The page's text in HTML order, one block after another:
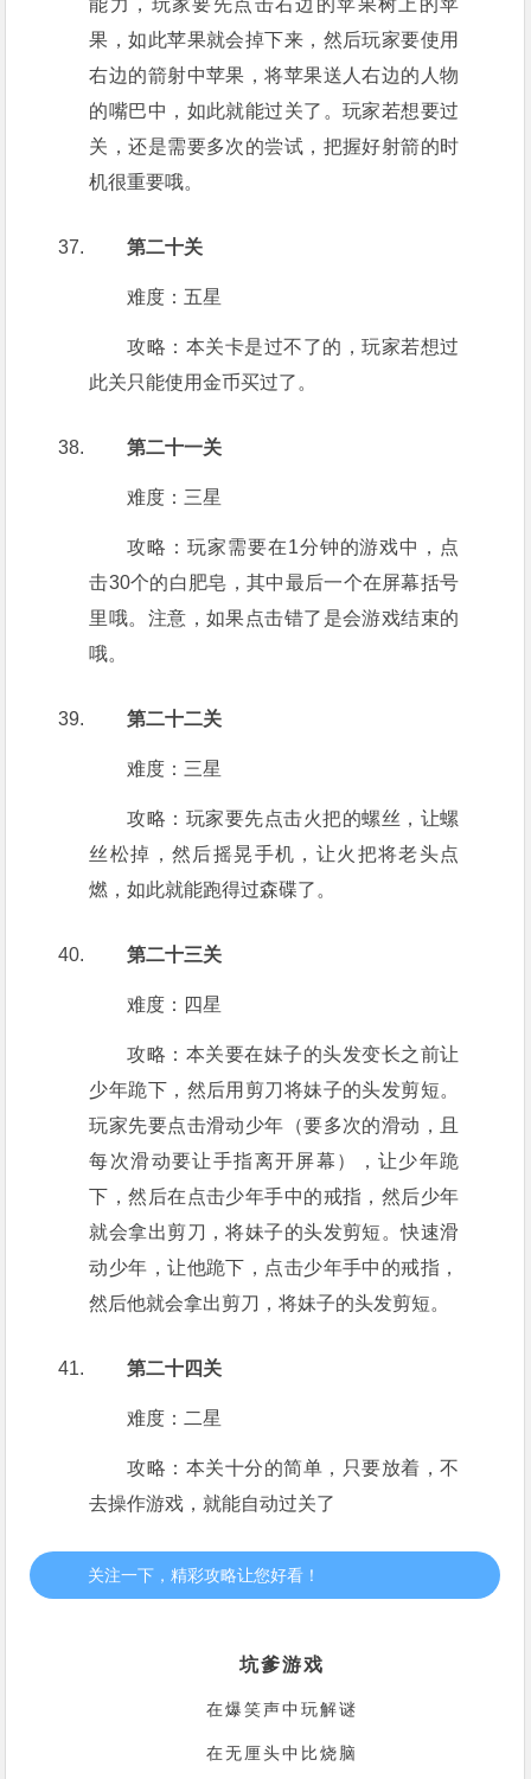
能力，玩家要先点击右边的苹果树上的苹
果，如此苹果就会掉下来，然后玩家要使用
右边的箭射中苹果，将苹果送人右边的人物
的嘴巴中，如此就能过关了。玩家若想要过
关，还是需要多次的尝试，把握好射箭的时
机很重要哦。
第二十关
难度：五星
攻略：本关卡是过不了的，玩家若想过
此关只能使用金币买过了。
第二十一关
难度：三星
攻略：玩家需要在1分钟的游戏中，点
击30个的白肥皂，其中最后一个在屏幕括号
里哦。注意，如果点击错了是会游戏结束的
哦。
第二十二关
难度：三星
攻略：玩家要先点击火把的螺丝，让螺
丝松掉，然后摇晃手机，让火把将老头点
燃，如此就能跑得过森碟了。
第二十三关
难度：四星
攻略：本关要在妹子的头发变长之前让
少年跪下，然后用剪刀将妹子的头发剪短。
玩家先要点击滑动少年（要多次的滑动，且
每次滑动要让手指离开屏幕），让少年跪
下，然后在点击少年手中的戒指，然后少年
就会拿出剪刀，将妹子的头发剪短。快速滑
动少年，让他跪下，点击少年手中的戒指，
然后他就会拿出剪刀，将妹子的头发剪短。
第二十四关
难度：二星
攻略：本关十分的简单，只要放着，不
去操作游戏，就能自动过关了
关注一下，精彩攻略让您好看！
坑爹游戏
在爆笑声中玩解谜
在无厘头中比烧脑